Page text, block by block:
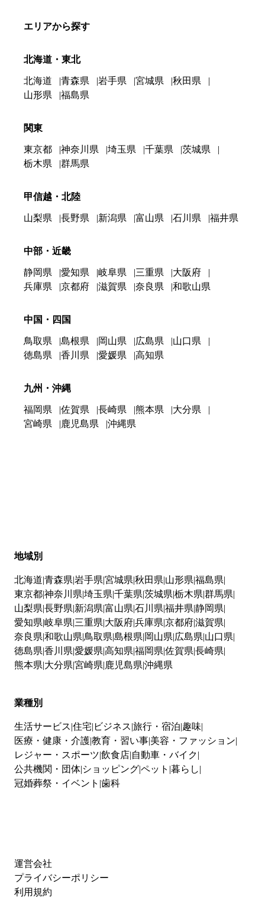
エリアから探す
北海道・東北
北海道 青森県 岩手県 宮城県
秋田県
山形県
福島県
関東
東京都 神奈川県 埼玉県 千葉県
茨城県
栃木県
群馬県
甲信越・北陸
山梨県 長野県 新潟県 富山県 石川県 福井県
中部・近畿
静岡県 愛知県 岐阜県 三重県
大阪府
兵庫県
京都府 滋賀県 奈良県 和歌山県
中国・四国
鳥取県 島根県 岡山県 広島県
山口県
徳島県
香川県 愛媛県 高知県
九州・沖縄
福岡県 佐賀県 長崎県 熊本県
大分県
宮崎県
鹿児島県 沖縄県
地域別
北海道 青森県 岩手県 宮城県 秋田県 山形県 福島県
東京都神奈川県 埼玉県 千葉県 茨城県 栃木県 群馬県
山梨県 長野県 新潟県 富山県 石川県 福井県 静岡県
愛知県 岐阜県 三重県 大阪府兵庫県 京都府滋賀県
奈良県 和歌山県 鳥取県 島根県 岡山県 広島県 山口県
徳島県 香川県 愛媛県 高知県 福岡県 佐賀県 長崎県
熊本県 大分県 宮崎県 鹿児島県 沖縄県
業種別
生活サービス 住宅 ビジネス 旅行・宿泊 趣味
医療・健康・介護教育・習い事 美容・ファッション
レジャー・スポーツ 飲食店 自動車・バイク
公共機関・団体 ショッピングペット 暮らし
冠婚葬祭・イベント 歯科
運営会社
プライバシーポリシー
利用規約